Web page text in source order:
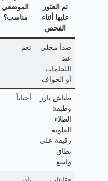
تم العثور
عليها أثناء
الفحص
الموضعي
مناسب؟
صدأ محلي
عند
اللحامات
أو الحواف
نعم
طَباش بارز
وطبقة
الطلاء
العلوية
رقيقة على
نطاق
واسع
أحياناً